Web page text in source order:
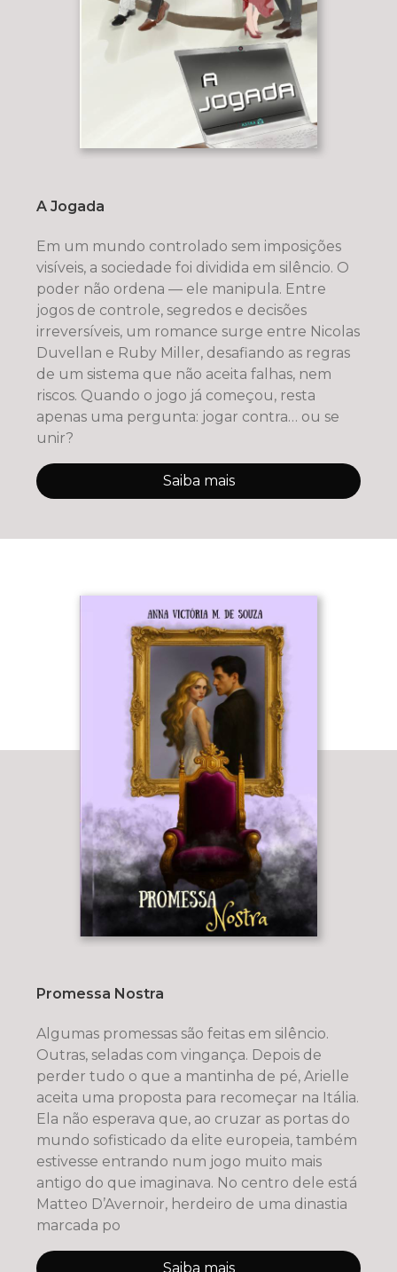
A Jogada
Em um mundo controlado sem imposições
visíveis, a sociedade foi dividida em silêncio. O
poder não ordena — ele manipula. Entre
jogos de controle, segredos e decisões
irreversíveis, um romance surge entre Nicolas
Duvellan e Ruby Miller, desafiando as regras
de um sistema que não aceita falhas, nem
riscos. Quando o jogo já começou, resta
apenas uma pergunta: jogar contra… ou se
unir?
Saiba mais
Promessa Nostra
Algumas promessas são feitas em silêncio.
Outras, seladas com vingança. Depois de
perder tudo o que a mantinha de pé, Arielle
aceita uma proposta para recomeçar na Itália.
Ela não esperava que, ao cruzar as portas do
mundo sofisticado da elite europeia, também
estivesse entrando num jogo muito mais
antigo do que imaginava. No centro dele está
Matteo D’Avernoir, herdeiro de uma dinastia
marcada po
Saiba mais